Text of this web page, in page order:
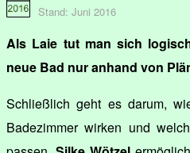
Stand: Juni 2016
Als Laie tut man sich
neue Bad nur anhand von
Schließlich geht es darum,
Badezimmer wirken und